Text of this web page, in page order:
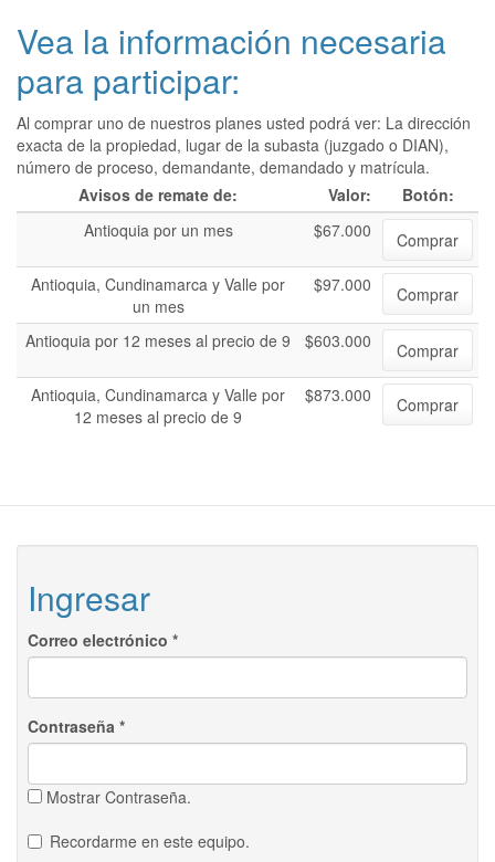
Vea la información necesaria
para participar:
Al comprar uno de nuestros planes usted podrá ver: La dirección
exacta de la propiedad, lugar de la subasta (juzgado o DIAN),
número de proceso, demandante, demandado y matrícula.
Avisos de remate de:
Valor:
Botón:
Antioquia por un mes
$67.000
Comprar
Antioquia, Cundinamarca y Valle por
un mes
$97.000 Comprar
Antioquia por 12 meses al precio de 9 $603.000
Comprar
Antioquia, Cundinamarca y Valle por
12 meses al precio de 9
$873.000 Comprar
Ingresar
Correo electrónico *
Contraseña *
Mostrar Contraseña.
Recordarme en este equipo.